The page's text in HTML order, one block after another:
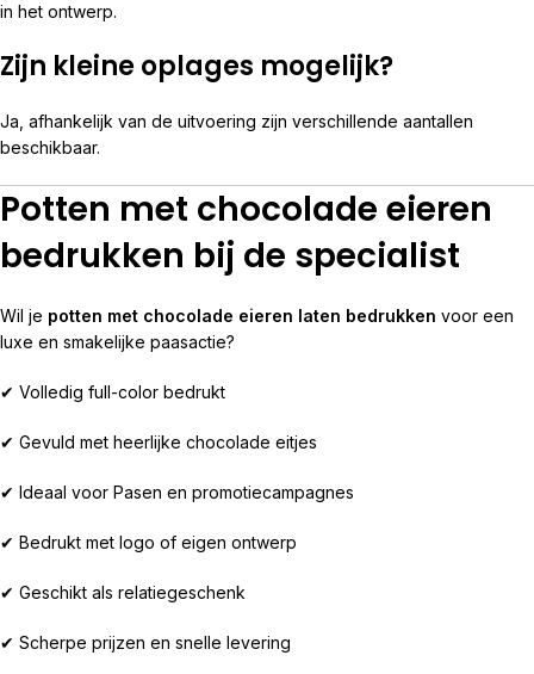
in het ontwerp.
Zijn kleine oplages mogelijk?
Ja, afhankelijk van de uitvoering zijn verschillende aantallen
beschikbaar.
Potten met chocolade eieren
bedrukken bij de specialist
Wil je potten met chocolade eieren laten bedrukken voor een
luxe en smakelijke paasactie?
✔ Volledig full-color bedrukt
✔ Gevuld met heerlijke chocolade eitjes
✔ Ideaal voor Pasen en promotiecampagnes
✔ Bedrukt met logo of eigen ontwerp
✔ Geschikt als relatiegeschenk
✔ Scherpe prijzen en snelle levering